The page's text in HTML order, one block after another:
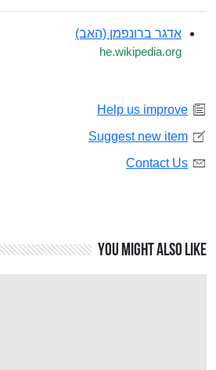
אדגר ברונפמן (האב)
he.wikipedia.org
Help us improve
Suggest new item
Contact Us
You might also like